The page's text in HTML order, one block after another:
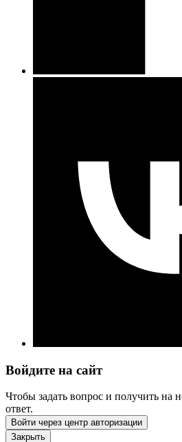
Войдите на сайт
Чтобы задать вопрос и получить на
ответ.
Войти через центр авторизации
Закрыть